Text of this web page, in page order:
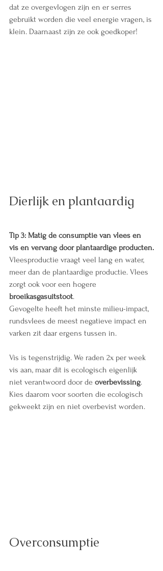
dat ze overgevlogen zijn en er serres
gebruikt worden die veel energie vragen, is
klein. Daarnaast zijn ze ook goedkoper!
Dierlijk en plantaardig
Tip 3: Matig de consumptie van vlees en
vis en vervang door plantaardige producten.
Vleesproductie vraagt veel lang en water,
meer dan de plantaardige productie. Vlees
zorgt ook voor een hogere
broeikasgasuitstoot.
Gevogelte heeft het minste milieu-impact,
rundsvlees de meest negatieve impact en
varken zit daar ergens tussen in.
Vis is tegenstrijdig. We raden 2x per week
vis aan, maar dit is ecologisch eigenlijk
niet verantwoord door de overbevissing.
Kies daarom voor soorten die ecologisch
gekweekt zijn en niet overbevist worden.
Overconsumptie